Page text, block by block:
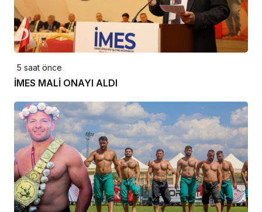
5 saat önce
İMES MALİ ONAYI ALDI